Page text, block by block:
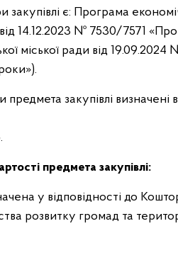
є: Програма
від 14.12.2023 № 7530/7571
міської ради від
предмета закупівлі
предмета закупівлі:
у відповідності до
розвитку громад та